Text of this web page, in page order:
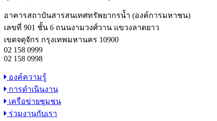
อาคารสถาบันสารสนเทศทรัพยากรน้ำ (องค์การมหาชน)
เลขที่ 901 ชั้น 6 ถนนงามวงศ์วาน แขวงลาดยาว
เขตจตุจักร กรุงเทพมหานคร 10900
02 158 0999
02 158 0998
องค์ความรู้
การดำเนินงาน
เครือข่ายชุมชน
ร่วมงานกับเรา